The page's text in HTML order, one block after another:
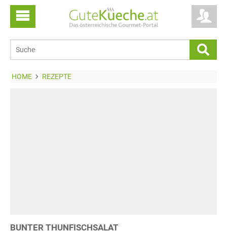
HOME REZEPTE
BUNTER THUNFISCHSALAT